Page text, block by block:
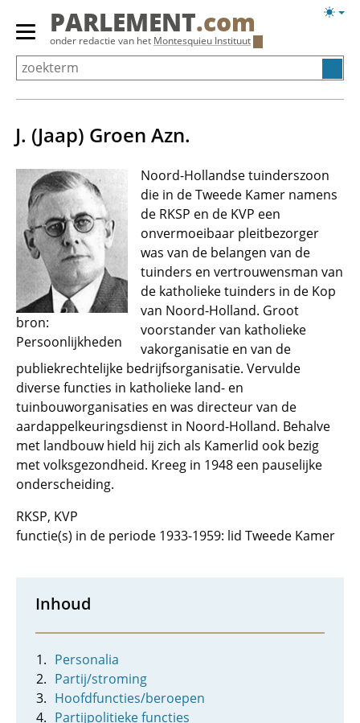
Overslaan
Primair
menu
tonen/verbergen
PARLEMENT.com
onder redactie van het Montesquieu Instituut
J. (Jaap) Groen Azn.
bron:
Persoonlijkheden
Noord-Hollandse tuinderszoon
die in de Tweede Kamer namens
de RKSP en de KVP een
onvermoeibaar pleitbezorger
was van de belangen van de
tuinders en vertrouwensman van
de katholieke tuinders in de Kop
van Noord-Holland. Groot
voorstander van katholieke
vakorganisatie en van de
publiekrechtelijke bedrijfsorganisatie. Vervulde
diverse functies in katholieke land- en
tuinbouworganisaties en was directeur van de
aardappelkeuringsdienst in Noord-Holland. Behalve
met landbouw hield hij zich als Kamerlid ook bezig
met volksgezondheid. Kreeg in 1948 een pauselijke
onderscheiding.
RKSP, KVP
functie(s) in de periode 1933-1959: lid Tweede Kamer
Inhoud
Personalia
Partij/stroming
Hoofdfuncties/beroepen
Partijpolitieke functies